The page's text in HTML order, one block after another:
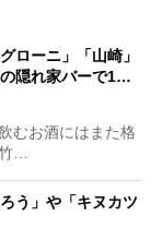
ローニ」「山崎」
の隠れ家バーで1…
むお酒にはまた格
…
う」や「キヌカツ